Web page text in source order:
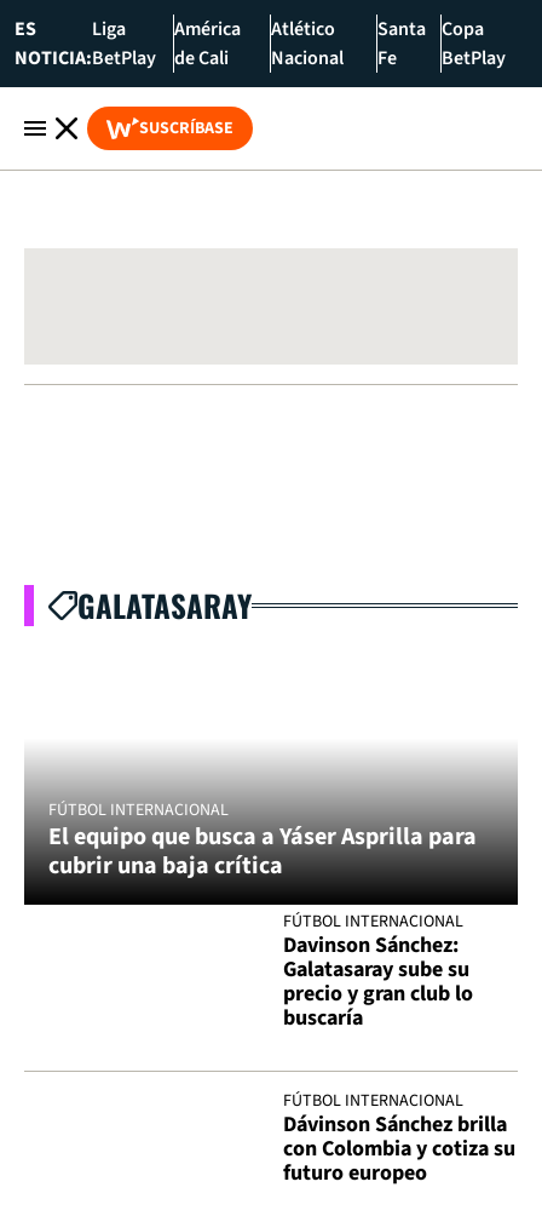
ES
NOTICIA:
Liga
BetPlay
América
de Cali
Atlético
Nacional
Santa
Fe
Copa
BetPlay
SUSCRÍBASE
GALATASARAY
FÚTBOL INTERNACIONAL
El equipo que busca a Yáser Asprilla para
cubrir una baja crítica
FÚTBOL INTERNACIONAL
Davinson Sánchez:
Galatasaray sube su
precio y gran club lo
buscaría
FÚTBOL INTERNACIONAL
Dávinson Sánchez brilla
con Colombia y cotiza su
futuro europeo